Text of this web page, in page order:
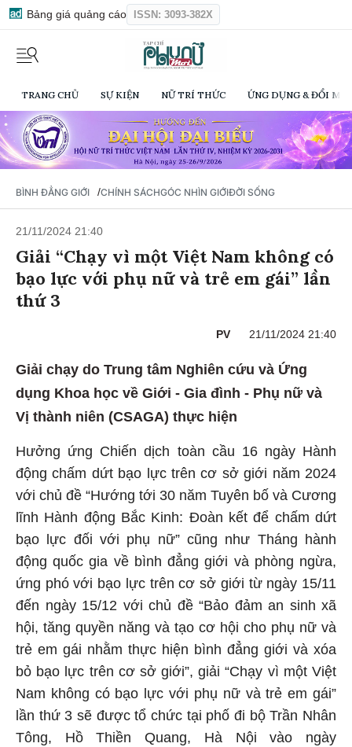
Bảng giá quảng cáo ISSN: 3093-382X
TRANG CHỦ SỰ KIỆN NỮ TRÍ THỨC ỨNG DỤNG & ĐỔI
BÌNH ĐẲNG GIỚI /CHÍNH SÁCHGÓC NHÌN GIỚIĐỜI SỐNG
21/11/2024 21:40
Giải “Chạy vì một Việt Nam không có
bạo lực với phụ nữ và trẻ em gái” lần
thứ 3
PV 21/11/2024 21:40
Giải chạy do Trung tâm Nghiên cứu và Ứng
dụng Khoa học về Giới - Gia đình - Phụ nữ và
Vị thành niên (CSAGA) thực hiện
Hưởng ứng Chiến dịch toàn cầu 16 ngày Hành
động chấm dứt bạo lực trên cơ sở giới năm 2024
với chủ đề “Hướng tới 30 năm Tuyên bố và Cương
lĩnh Hành động Bắc Kinh: Đoàn kết để chấm dứt
bạo lực đối với phụ nữ” cũng như Tháng hành
động quốc gia về bình đẳng giới và phòng ngừa,
ứng phó với bạo lực trên cơ sở giới từ ngày 15/11
đến ngày 15/12 với chủ đề “Bảo đảm an sinh xã
hội, tăng quyền năng và tạo cơ hội cho phụ nữ và
trẻ em gái nhằm thực hiện bình đẳng giới và xóa
bỏ bạo lực trên cơ sở giới”, giải “Chạy vì một Việt
Nam không có bạo lực với phụ nữ và trẻ em gái”
lần thứ 3 sẽ được tổ chức tại phố đi bộ Trần Nhân
Tông, Hồ Thiền Quang, Hà Nội vào ngày